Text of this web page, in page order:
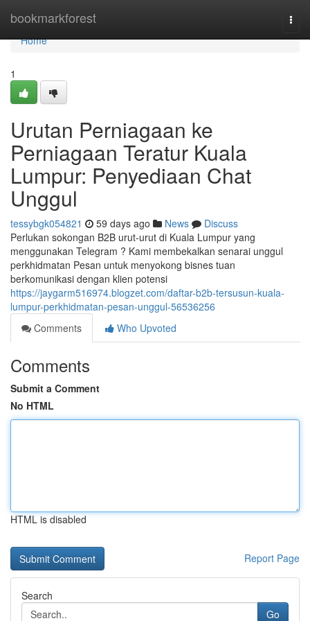
bookmarkforest
Home
Home
1
Urutan Perniagaan ke
Perniagaan Teratur Kuala
Lumpur: Penyediaan Chat
Unggul
tessybgk054821 59 days ago News
Discuss
Perlukan sokongan B2B urut-urut di Kuala Lumpur yang
menggunakan Telegram ? Kami membekalkan senarai unggul
perkhidmatan Pesan untuk menyokong bisnes tuan
berkomunikasi dengan klien potensi
https://jaygarm516974.blogzet.com/daftar-b2b-tersusun-kuala-
lumpur-perkhidmatan-pesan-unggul-56536256
Comments
Who Upvoted
Comments
Submit a Comment
No HTML
HTML is disabled
Report Page
Search
Go